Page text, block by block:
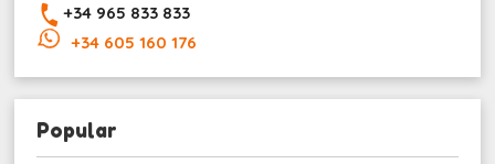
+34 965 833 833
+34 605 160 176
Popular